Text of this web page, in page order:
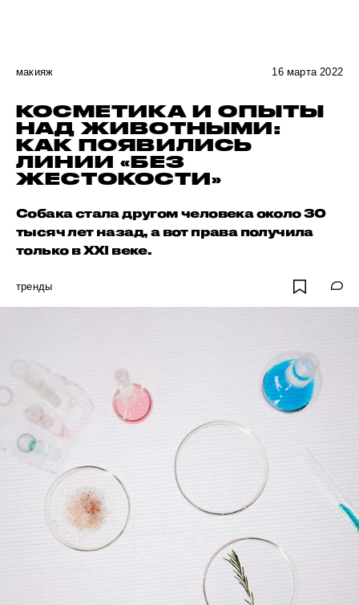
макияж 16 марта 2022
КОСМЕТИКА И ОПЫТЫ
НАД ЖИВОТНЫМИ:
КАК ПОЯВИЛИСЬ
ЛИНИИ «БЕЗ
ЖЕСТОКОСТИ»
Собака стала другом человека около 30
тысяч лет назад, а вот права получила
только в XXI веке.
тренды